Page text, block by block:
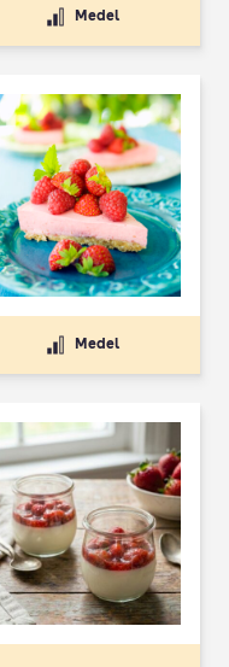
Medel
Medel